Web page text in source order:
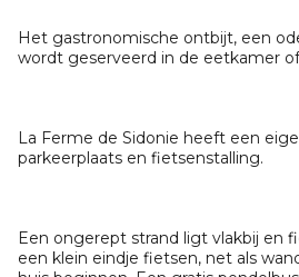
Het gastronomische ontbijt, een
wordt geserveerd in de eetkamer
La Ferme de Sidonie heeft een
parkeerplaats en fietsenstalling.
Een ongerept strand ligt vlakbij en
een klein eindje fietsen, net als